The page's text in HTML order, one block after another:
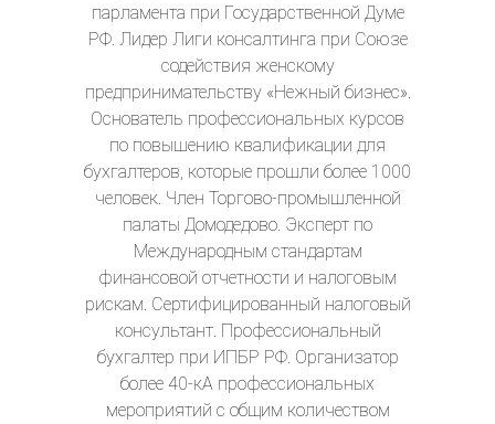
парламента при Государственной Думе
РФ. Лидер Лиги консалтинга при Союзе
содействия женскому
предпринимательству «Нежный бизнес».
Основатель профессиональных курсов
по повышению квалификации для
бухгалтеров, которые прошли более 1000
человек. Член Торгово-промышленной
палаты Домодедово. Эксперт по
Международным стандартам
финансовой отчетности и налоговым
рискам. Сертифицированный налоговый
консультант. Профессиональный
бухгалтер при ИПБР РФ. Организатор
более 40-кА профессиональных
мероприятий с общим количеством